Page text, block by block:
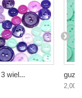
wiel...
2,00